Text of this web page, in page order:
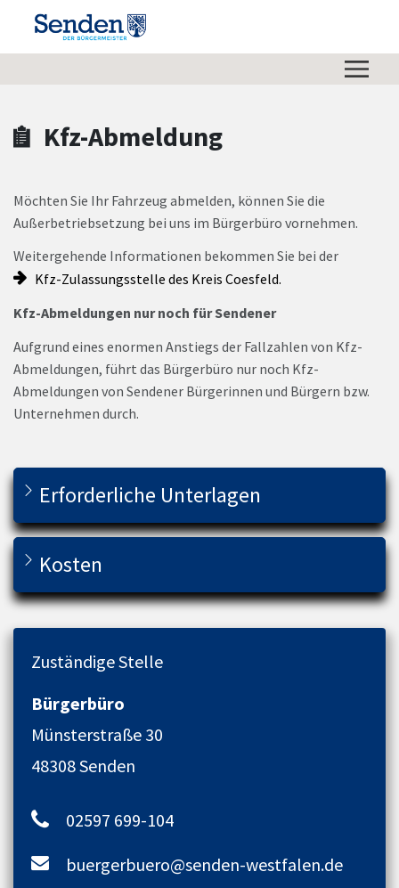
Zum Header
Zum Hauptinhalt
Zum Footer
Zum Hauptinhalt springen
Kfz-Abmeldung
Möchten Sie Ihr Fahrzeug abmelden, können Sie die
Außerbetriebsetzung bei uns im Bürgerbüro vornehmen.
Weitergehende Informationen bekommen Sie bei der
Kfz-Zulassungsstelle des Kreis Coesfeld.
Kfz-Abmeldungen nur noch für Sendener
Aufgrund eines enormen Anstiegs der Fallzahlen von Kfz-
Abmeldungen, führt das Bürgerbüro nur noch Kfz-
Abmeldungen von Sendener Bürgerinnen und Bürgern bzw.
Unternehmen durch.
Erforderliche Unterlagen
Kosten
Zuständige Stelle
Bürgerbüro
Münsterstraße 30
48308 Senden
02597 699-104
buergerbuero@senden-westfalen.de